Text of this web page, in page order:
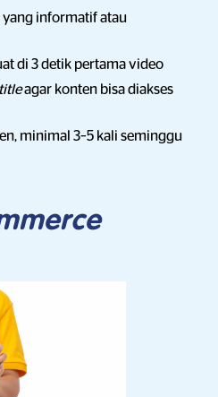
yang informatif atau
di 3 detik pertama video
agar konten bisa diakses
minimal 3–5 kali seminggu